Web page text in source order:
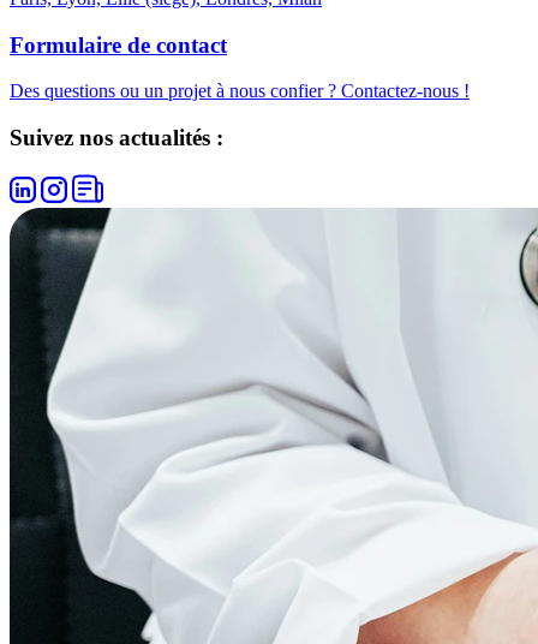
Formulaire de contact
Des questions ou un projet à nous confier ? Contactez-nous !
Suivez nos actualités :